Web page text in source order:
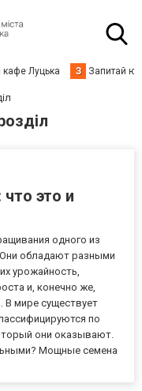
кафе Луцька З Запитай
это и
одного из
обладают разными
урожайность,
и, конечно же,
В мире существует
по
они оказывают.
Мощные семена